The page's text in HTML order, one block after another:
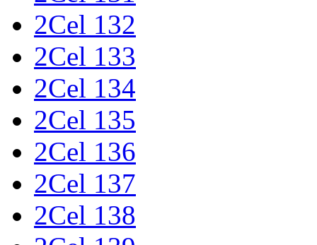
2Cel 132
2Cel 133
2Cel 134
2Cel 135
2Cel 136
2Cel 137
2Cel 138